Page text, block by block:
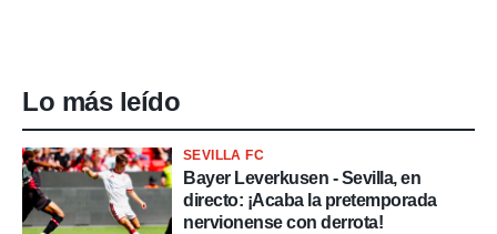
Lo más leído
SEVILLA FC
Bayer Leverkusen - Sevilla, en
directo: ¡Acaba la pretemporada
nervionense con derrota!